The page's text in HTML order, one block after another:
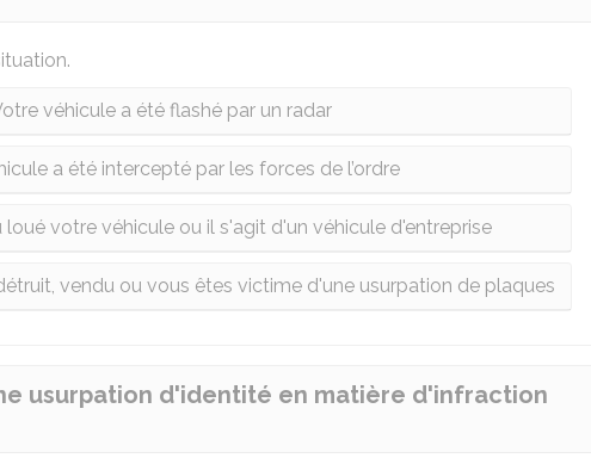
véhicule a été flashé par un radar
a été intercepté par les forces de l’ordre
votre véhicule ou il s'agit d'un véhicule d'entreprise
vendu ou vous êtes victime d'une usurpation de plaques
usurpation d'identité en matière d'infraction